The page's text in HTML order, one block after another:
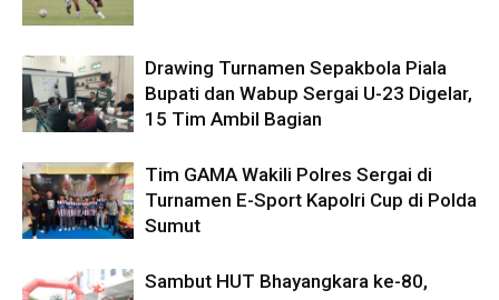
Drawing Turnamen Sepakbola Piala
Bupati dan Wabup Sergai U-23 Digelar,
15 Tim Ambil Bagian
Tim GAMA Wakili Polres Sergai di
Turnamen E-Sport Kapolri Cup di Polda
Sumut
Sambut HUT Bhayangkara ke-80,